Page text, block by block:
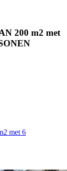
200 m2 met
met 6